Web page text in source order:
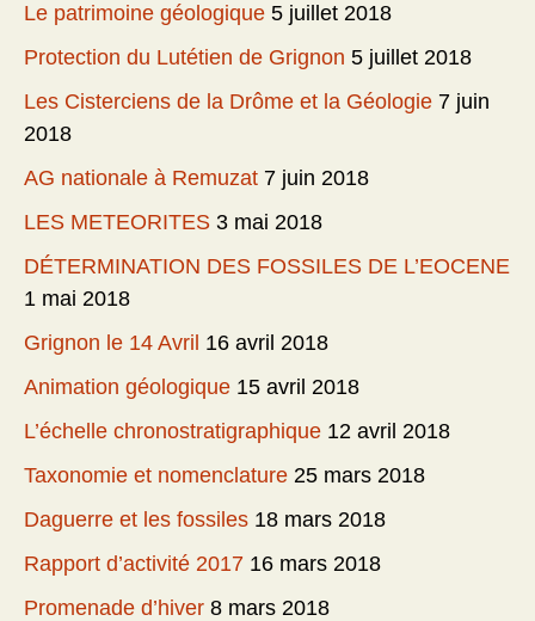
Le patrimoine géologique 5 juillet 2018
Protection du Lutétien de Grignon 5 juillet 2018
Les Cisterciens de la Drôme et la Géologie 7 juin
2018
AG nationale à Remuzat 7 juin 2018
LES METEORITES 3 mai 2018
DÉTERMINATION DES FOSSILES DE L’EOCENE
1 mai 2018
Grignon le 14 Avril 16 avril 2018
Animation géologique 15 avril 2018
L’échelle chronostratigraphique 12 avril 2018
Taxonomie et nomenclature 25 mars 2018
Daguerre et les fossiles 18 mars 2018
Rapport d’activité 2017 16 mars 2018
Promenade d’hiver 8 mars 2018